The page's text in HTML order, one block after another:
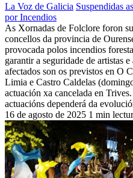
La Voz de Galicia Suspendidas
por Incendios
As Xornadas de Folclore foron
concellos da provincia de
provocada polos incendios
garantir a seguridade de artistas
afectados son os previstos en O
Limia e Castro Caldelas
actuación xa cancelada en
actuacións dependerá da
16 de agosto de 2025 1 min